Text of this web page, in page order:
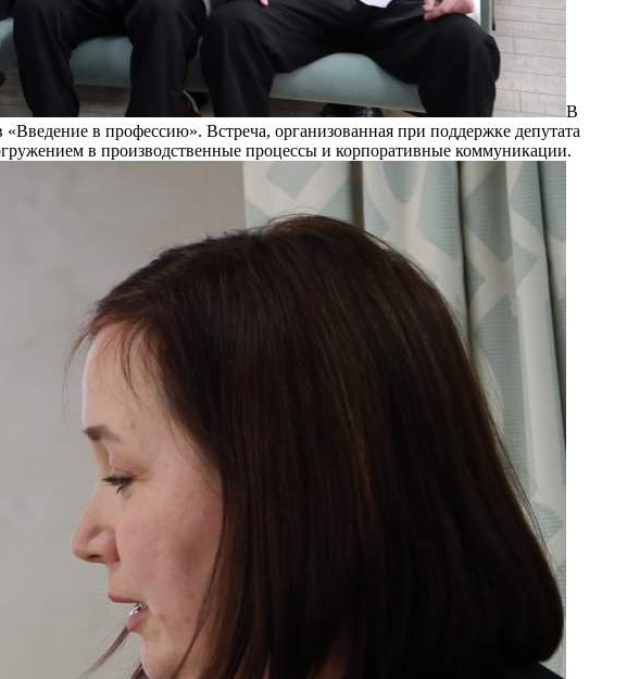
В
в профессию». Встреча, организованная при поддержке депутата
в производственные процессы и корпоративные коммуникации.